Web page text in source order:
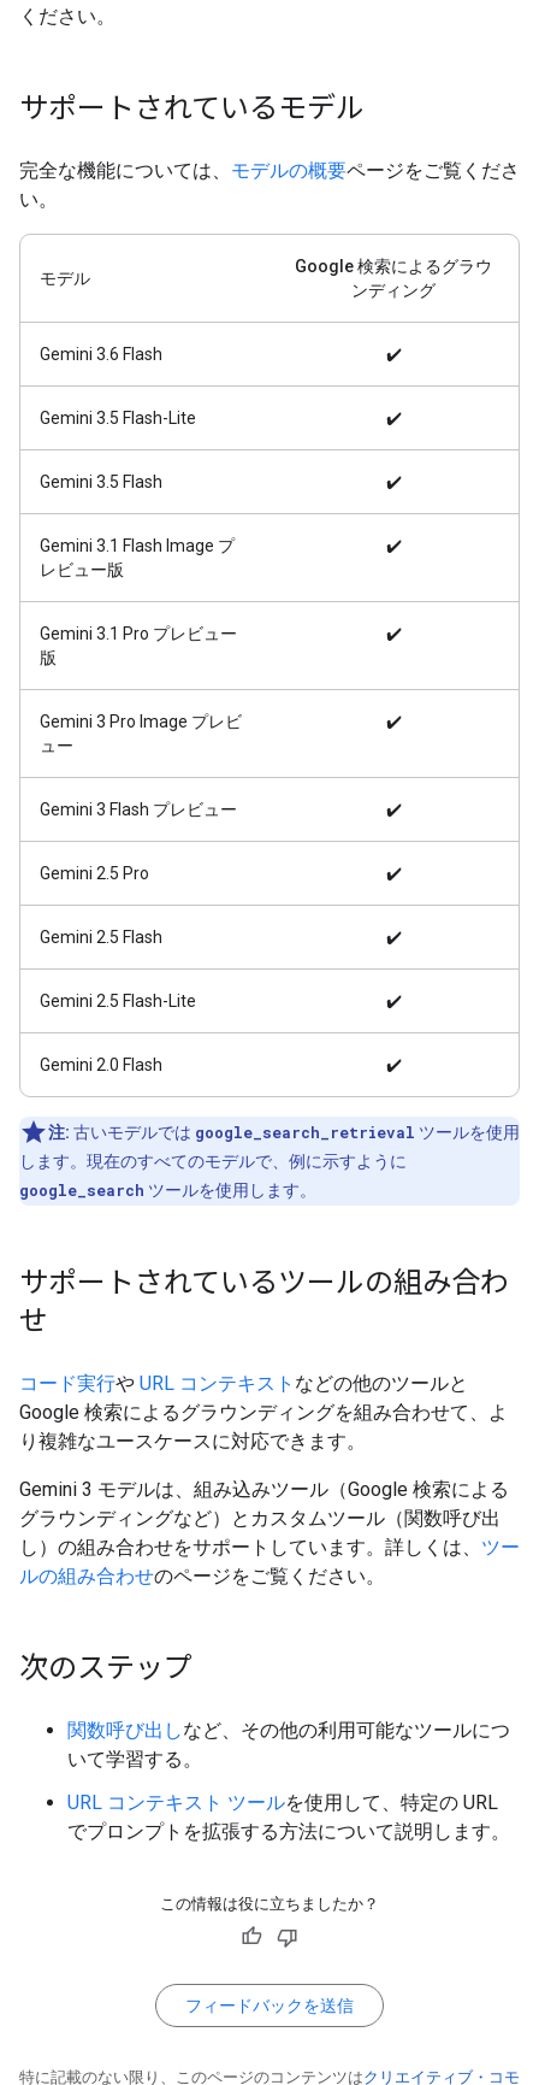
ください。
サポートされているモデル
完全な機能については、 モデルの概要ページをご覧くださ
い。
モデル
Google 検索によるグラウ
ンディング
Gemini 3.6 Flash ✔️
Gemini 3.5 Flash-Lite ✔️
Gemini 3.5 Flash ✔️
Gemini 3.1 Flash Image プ
レビュー版
✔️
Gemini 3.1 Pro プレビュー
版
✔️
Gemini 3 Pro Image プレビ
ュー
✔️
Gemini 3 Flash プレビュー ✔️
Gemini 2.5 Pro ✔️
Gemini 2.5 Flash ✔️
Gemini 2.5 Flash-Lite ✔️
Gemini 2.0 Flash ✔️
注: 古いモデルでは google_search_retrieval ツールを使用
します。現在のすべてのモデルで、例に示すように
google_search ツールを使用します。
サポートされているツールの組み合わ
せ
コード実行や URL コンテキスト などの他のツールと
Google 検索によるグラウンディングを組み合わせて、よ
り複雑なユースケースに対応できます。
Gemini 3 モデルは、組み込みツール（Google 検索による
グラウンディングなど）とカスタムツール（関数呼び出
し）の組み合わせをサポートしています。詳しくは、 ツー
ルの組み合わせのページをご覧ください。
次のステップ
関数呼び出しなど、その他の利用可能なツールにつ
いて学習する。
URL コンテキスト ツールを使用して、特定の URL
でプロンプトを拡張する方法について説明します。
この情報は役に立ちましたか？
フィードバックを送信
特に記載のない限り、このページのコンテンツはクリエイティブ・コモ